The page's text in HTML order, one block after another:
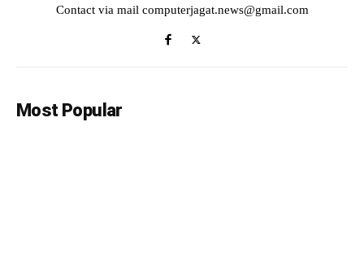
Contact via mail computerjagat.news@gmail.com
Most Popular